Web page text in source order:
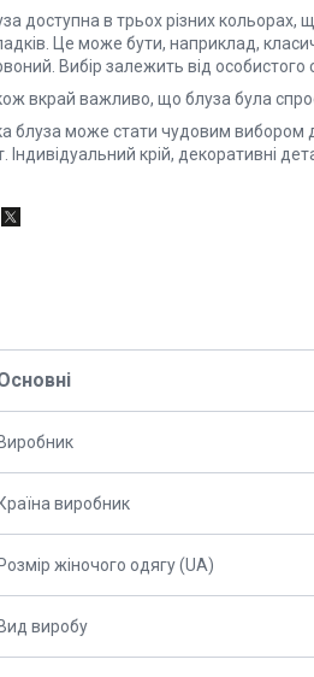
доступна в трьох різних
Це може бути, наприклад,
Вибір залежить від особистого
вкрай важливо, що блуза була
блуза може стати чудовим вибором
Індивідуальний крій, декоративні
Виробник
Країна виробник
Розмір жіночого одягу (UA)
Вид виробу